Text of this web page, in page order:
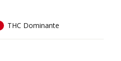
THC Dominante